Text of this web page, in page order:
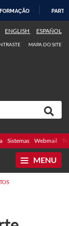
ENGLISH ESPAÑOL
MAPA DO SITE
Sistemas Webmail
MENU